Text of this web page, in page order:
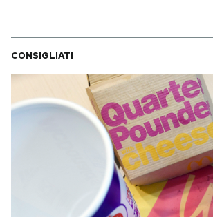
CONSIGLIATI